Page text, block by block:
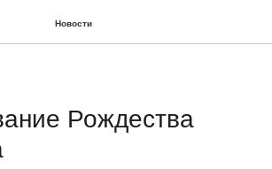
Новости
Рождества